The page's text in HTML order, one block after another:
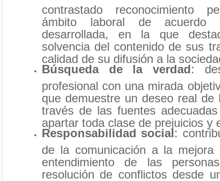
contrastado reconocimiento
ámbito laboral de acuerdo
desarrollada, en la que
solvencia del contenido de sus
calidad de su difusión a la
Búsqueda de la verdad:
profesional con una mirada
que demuestre un deseo real de
través de las fuentes
apartar toda clase de prejuicios y
Responsabilidad social:
de la comunicación a la mejora
entendimiento de las
resolución de conflictos desde